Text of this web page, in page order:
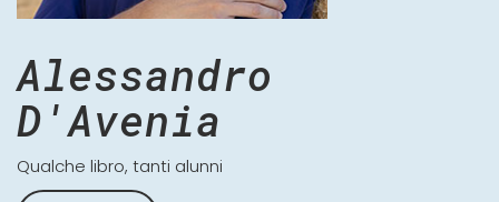
Alessandro
D'Avenia
Qualche libro, tanti alunni